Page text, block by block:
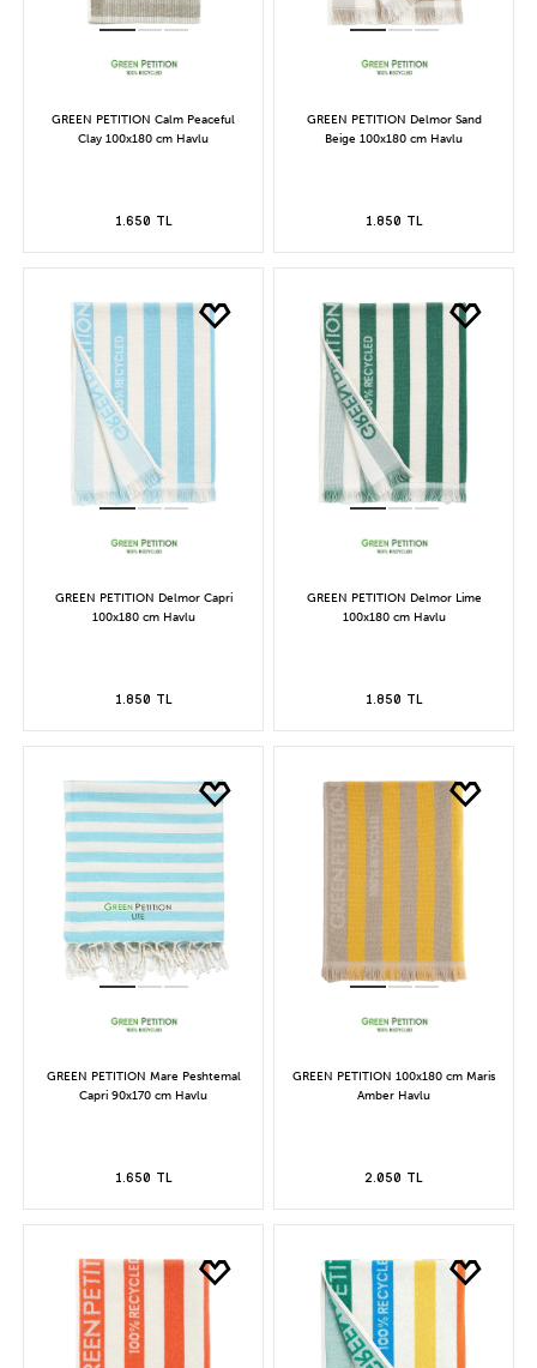
GREEN PETITION Calm Peaceful
Clay 100x180 cm Havlu
1.650 TL
GREEN PETITION Delmor Sand
Beige 100x180 cm Havlu
1.850 TL
GREEN PETITION Delmor Capri
100x180 cm Havlu
1.850 TL
GREEN PETITION Delmor Lime
100x180 cm Havlu
1.850 TL
GREEN PETITION Mare Peshtemal
Capri 90x170 cm Havlu
1.650 TL
GREEN PETITION 100x180 cm Maris
Amber Havlu
2.050 TL